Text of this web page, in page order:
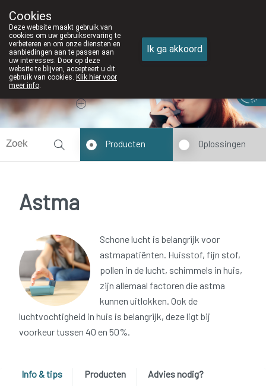
050/82 28 83
Vandaag
Producten Oplossingen
Astma
Schone lucht is belangrijk voor
astmapatiënten. Huisstof, fijn stof,
pollen in de lucht, schimmels in huis,
zijn allemaal factoren die astma
kunnen uitlokken. Ook de
luchtvochtigheid in huis is belangrijk, deze ligt bij
voorkeur tussen 40 en 50%.
Info & tips Producten Advies nodig?
Cookies
Deze website maakt gebruik van
cookies om uw gebruikservaring te
verbeteren en om onze diensten en
aanbiedingen aan te passen aan
uw interesses. Door op deze
website te blijven, accepteert u dit
gebruik van cookies. Klik hier voor
meer info.
Ik ga akkoord